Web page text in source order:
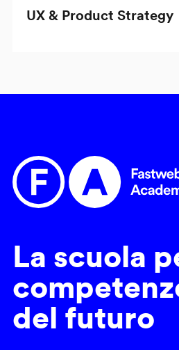
UX & Product Strategy
La scuola
del futuro